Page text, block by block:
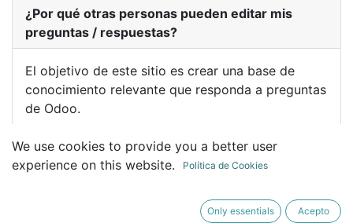
¿Por qué otras personas pueden editar mis
preguntas / respuestas?
El objetivo de este sitio es crear una base de
conocimiento relevante que responda a preguntas
de Odoo.
Por ello preguntas y respuestas puede ser
editadas como páginas de Wikipedia por usuarios
conocedores de este sitio para incrementar la
calidad general del contenido de esta base de
conocimiento. Tales privilegios se otorgan basado
We use cookies to provide you a better user
experience on this website.
Política de Cookies
Only essentials Acepto